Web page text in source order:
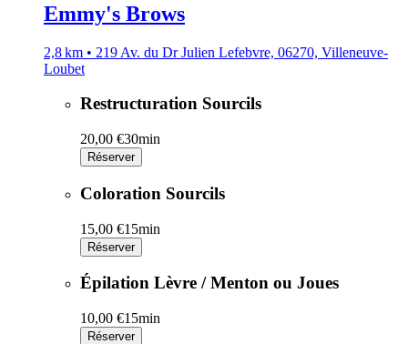
Emmy's Brows
2,8 km • 219 Av. du Dr Julien Lefebvre, 06270, Villeneuve-
Loubet
Restructuration Sourcils
20,00 €30min
Réserver
Coloration Sourcils
15,00 €15min
Réserver
Épilation Lèvre / Menton ou Joues
10,00 €15min
Réserver